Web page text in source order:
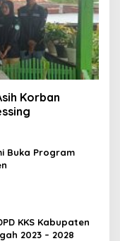
Korban
Buka Program
KKS Kabupaten
2023 – 2028